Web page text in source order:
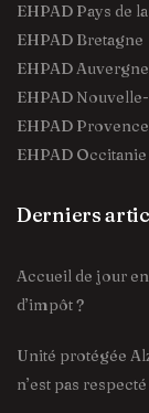
EHPAD Pays de
EHPAD Bretagne
EHPAD
EHPAD
EHPAD
EHPAD Occitanie
Derniers
Accueil de jour
d’impôt ?
Unité protégée
n’est pas respecté